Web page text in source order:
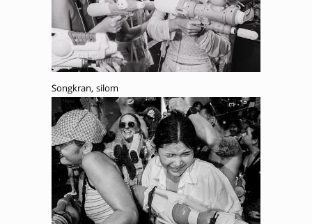
Songkran, silom